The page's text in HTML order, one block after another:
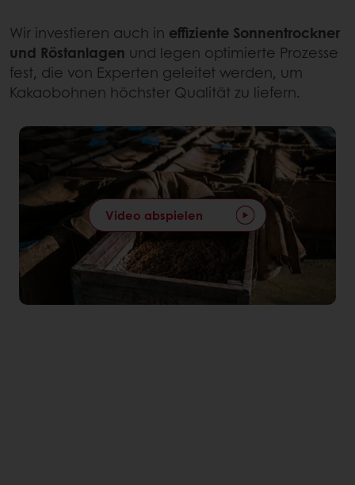
Wir investieren auch in effiziente Sonnentrockner
und Röstanlagen und legen optimierte Prozesse
fest, die von Experten geleitet werden, um
Kakaobohnen höchster Qualität zu liefern.
Video abspielen